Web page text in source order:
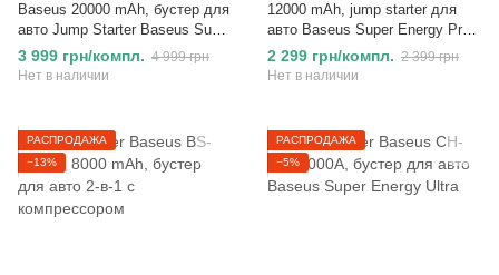
Baseus 20000 mAh, бустер для
авто Jump Starter Baseus Super
Energy Max
3 999 грн/компл. 4 999 грн
Нет в наличии
12000 mAh, jump starter для
авто Baseus Super Energy Pro
Car
2 299 грн/компл. 2 399 грн
Нет в наличии
РАСПРОДАЖА
−13%
РАСПРОДАЖА
−5%